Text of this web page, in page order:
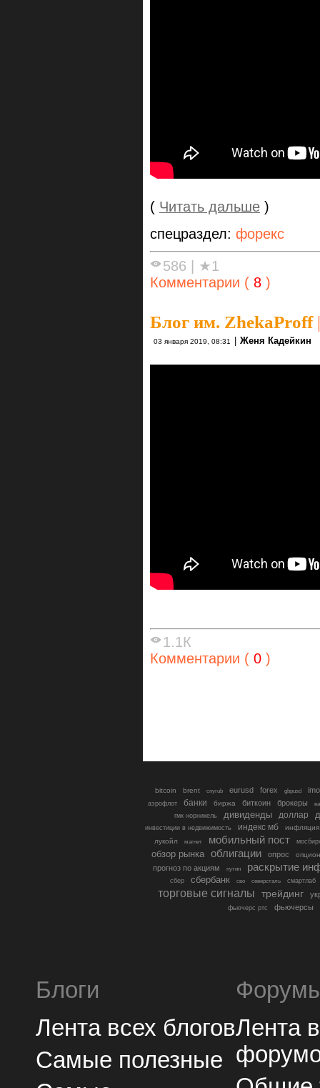
( Читать дальше )
спецраздел: форекс
586
★1
Комментарии ( 8 )
Блог им. ZhekaProff|
03 января 2019, 08:31 Женя Кадейкин
1.1К
Комментарии ( 0 )
bitcoin brent cnyrub eurusd forex gbpusd
аэрофлот банки биржа биткоин брокеры
гмк норникель
дивиденды доллар
инвестиции в недвижимость индекс мб
инфляция
лукойл
магнит мобильный пост
обзор рынка облигации опрос
прогноз по акциям путин раскрытие
сбер сбербанк сво северсталь смартлаб
торговые сигналы трейдинг
фьючерс ртс фьючерсы
Блоги
Лента всех блогов
Самые полезные
Лента